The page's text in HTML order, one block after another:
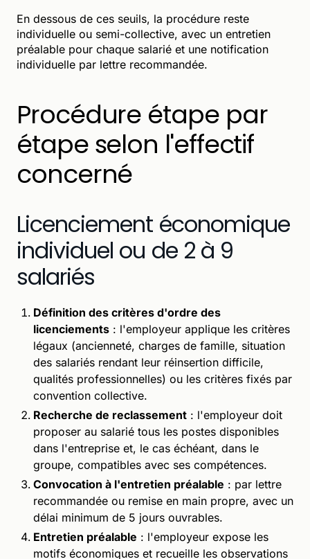
En dessous de ces seuils, la procédure reste
individuelle ou semi-collective, avec un entretien
préalable pour chaque salarié et une notification
individuelle par lettre recommandée.
Procédure étape par
étape selon l'effectif
concerné
Licenciement économique
individuel ou de 2 à 9
salariés
Définition des critères d'ordre des
licenciements : l'employeur applique les critères
légaux (ancienneté, charges de famille, situation
des salariés rendant leur réinsertion difficile,
qualités professionnelles) ou les critères fixés par
convention collective.
Recherche de reclassement : l'employeur doit
proposer au salarié tous les postes disponibles
dans l'entreprise et, le cas échéant, dans le
groupe, compatibles avec ses compétences.
Convocation à l'entretien préalable : par lettre
recommandée ou remise en main propre, avec un
délai minimum de 5 jours ouvrables.
Entretien préalable : l'employeur expose les
motifs économiques et recueille les observations